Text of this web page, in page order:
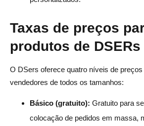
Taxas de preços
produtos de DSERs
O DSers oferece quatro níveis de preços
vendedores de todos os tamanhos:
Básico (gratuito): Gratuito para
colocação de pedidos em massa,